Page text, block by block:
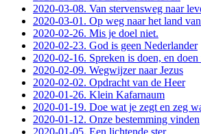
2020-03-08. Van stervensweg naar
2020-03-01. Op weg naar het land
2020-02-26. Mis je doel niet.
2020-02-23. God is geen Nederlander
2020-02-16. Spreken is doen, en doen
2020-02-09. Wegwijzer naar Jezus
2020-02-02. Opdracht van de Heer
2020-01-26. Klein Kafarnaum
2020-01-19. Doe wat je zegt en zeg
2020-01-12. Onze bestemming vinden